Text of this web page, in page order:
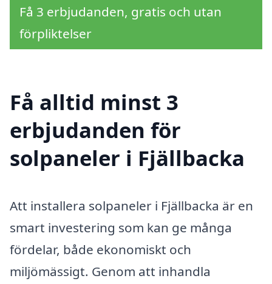
Få 3 erbjudanden, gratis och utan
förpliktelser
Få alltid minst 3
erbjudanden för
solpaneler i Fjällbacka
Att installera solpaneler i Fjällbacka är en
smart investering som kan ge många
fördelar, både ekonomiskt och
miljömässigt. Genom att inhandla